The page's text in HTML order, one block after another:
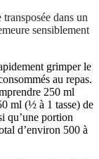
dans un
sensiblement
grimper le
au repas.
250 ml
ml (½ à 1 tasse) de
qu’une portion
d’environ 500 à